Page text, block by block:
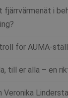
fjärrvärmenät i
för AUMA-
till er alla – en
Veronika